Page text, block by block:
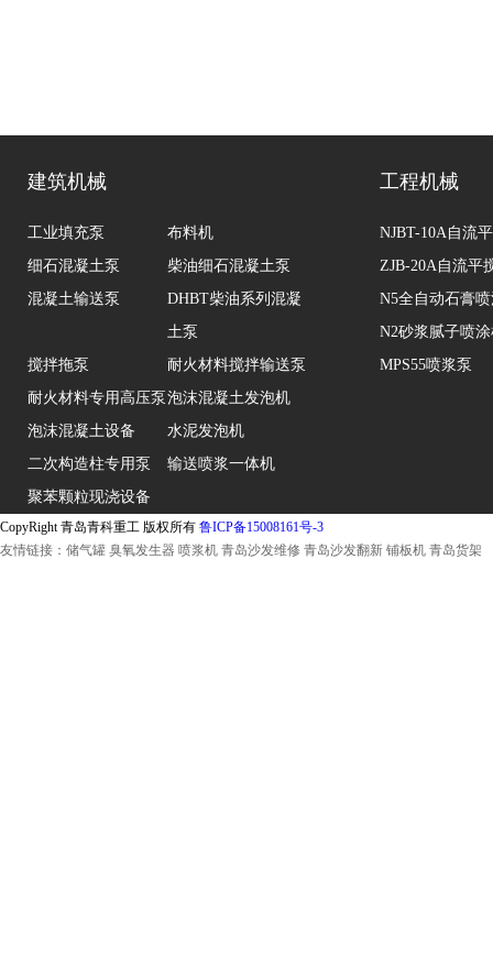
建筑机械
工业填充泵
布料机
细石混凝土泵
柴油细石混凝土泵
混凝土输送泵
DHBT柴油系列混凝
土泵
搅拌拖泵
耐火材料搅拌输送泵
耐火材料专用高压泵 泡沫混凝土发泡机
泡沫混凝土设备
水泥发泡机
二次构造柱专用泵
输送喷浆一体机
聚苯颗粒现浇设备
工程机械
NJBT-10A自流
ZJB-20A自流平
N5全自动石膏
N2砂浆腻子喷
MPS55喷浆泵
CopyRight 青岛青科重工 版权所有 鲁ICP备15008161号-3
友情链接： 储气罐 臭氧发生器 喷浆机 青岛沙发维修 青岛沙发翻新 铺板机 青岛货架